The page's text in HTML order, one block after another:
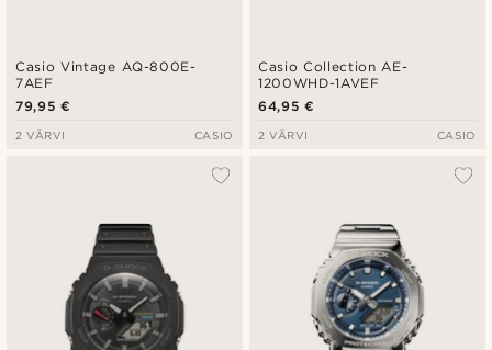
Casio Vintage AQ-800E-
7AEF
79,95 €
2 VÄRVI CASIO
Casio Collection AE-
1200WHD-1AVEF
64,95 €
2 VÄRVI CASIO